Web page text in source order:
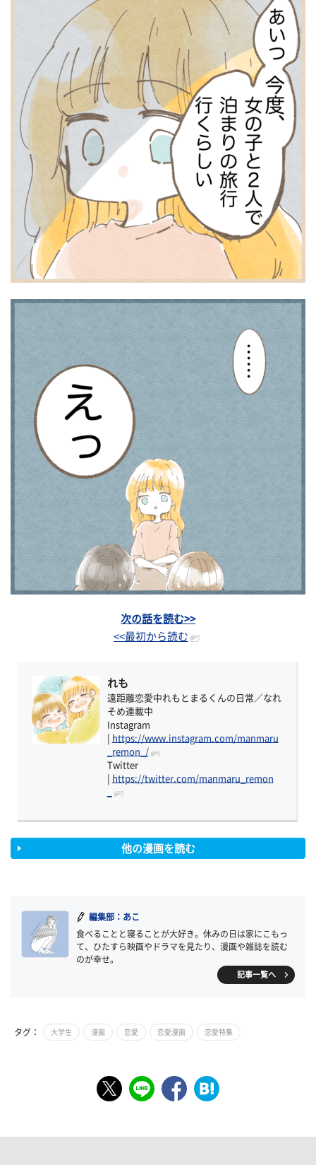
次の話を読む>>
<<最初から読む
れも
遠距離恋愛中れもとまるくんの日常／なれ
そめ連載中
Instagram
https://www.instagram.com/manmaru
_remon_/
Twitter
https://twitter.com/manmaru_remon
他の漫画を読む
編集部：あこ
食べることと寝ることが大好き。休みの日は家にこもっ
て、ひたすら映画やドラマを見たり、漫画や雑誌を読む
のが幸せ。
記事一覧へ
タグ： 大学生 漫画 恋愛 恋愛漫画 恋愛特集